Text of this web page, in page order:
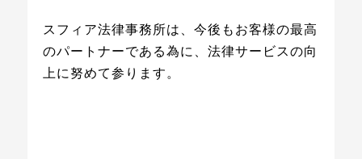
スフィア法律事務所は、今後もお客様の最高
のパートナーである為に、法律サービスの向
上に努めて参ります。